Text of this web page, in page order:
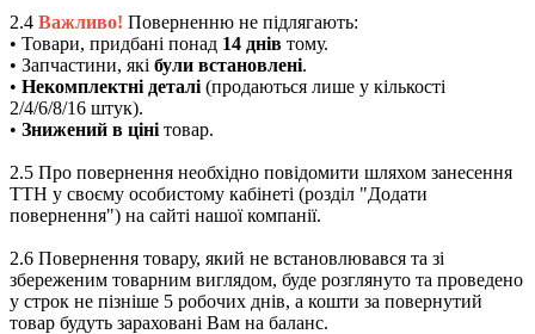
2.4 Важливо! Поверненню не підлягають:
• Товари, придбані понад 14 днів тому.
• Запчастини, які були встановлені.
• Некомплектні деталі (продаються лише у кількості
2/4/6/8/16 штук).
• Знижений в ціні товар.
2.5 Про повернення необхідно повідомити шляхом занесення
ТТН у своєму особистому кабінеті (розділ "Додати
повернення") на сайті нашої компанії.
2.6 Повернення товару, який не встановлювався та зі
збереженим товарним виглядом, буде розглянуто та проведено
у строк не пізніше 5 робочих днів, а кошти за повернутий
товар будуть зараховані Вам на баланс.